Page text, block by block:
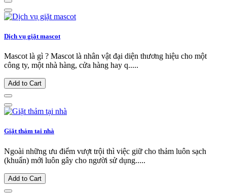
Dịch vụ giặt mascot
Mascot là gì ? Mascot là nhân vật đại diện thương hiệu cho một
công ty, một nhà hàng, cửa hàng hay q.....
Add to Cart
Giặt thảm tại nhà
Ngoài những ưu điểm vượt trội thì việc giữ cho thảm luôn sạch
(khuẩn) mới luôn gây cho người sử dụng.....
Add to Cart